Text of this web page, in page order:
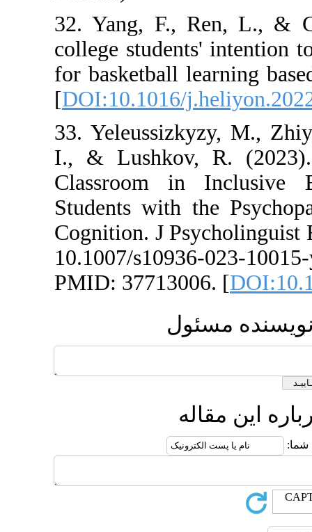
32. Yang, F.,
college
for basketball
[DOI:10.1016/
33.
I., & Lushkov,
Classroom
Students with
Cognition. J
10.1007/
PMID: